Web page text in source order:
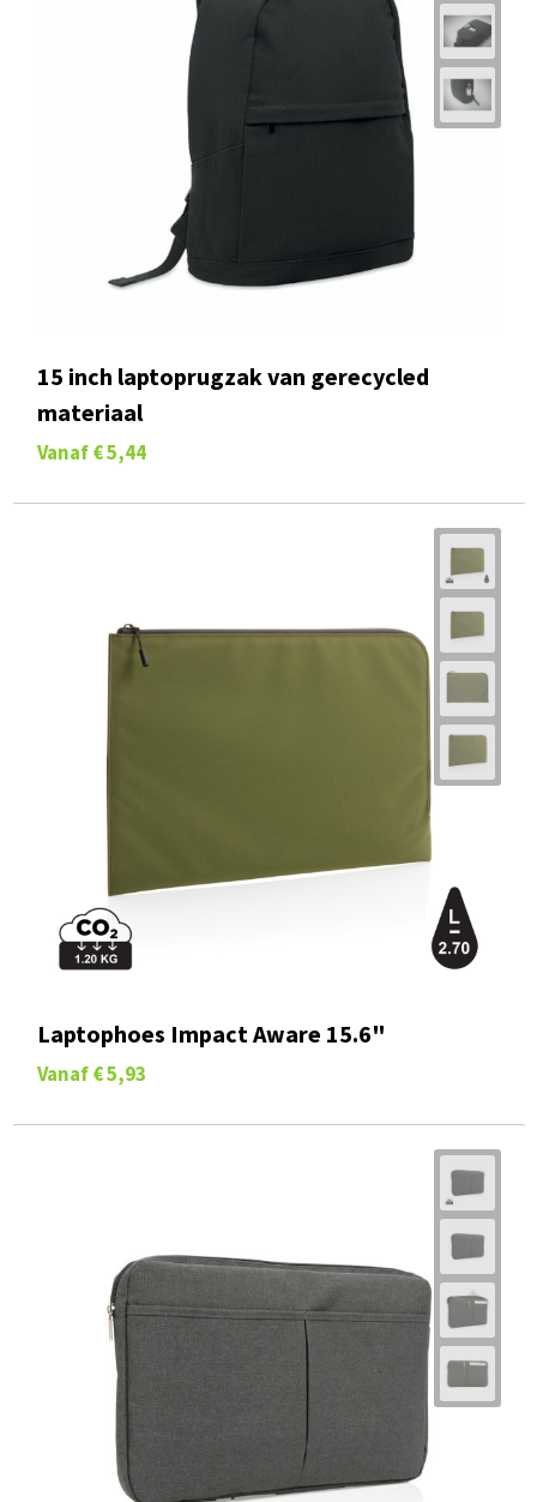
15 inch laptoprugzak van gerecycled
materiaal
Vanaf € 5,44
Laptophoes Impact Aware 15.6"
Vanaf € 5,93